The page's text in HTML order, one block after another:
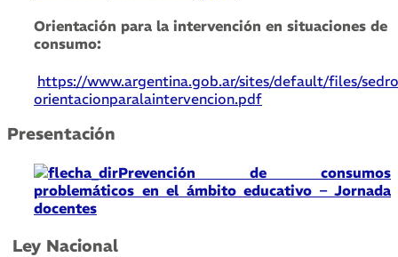
Orientación para la intervención en situaciones de
consumo:
https://www.argentina.gob.ar/sites/default/files/
orientacionparalaintervencion.pdf
Presentación
Prevención de consumos
problemáticos en el ámbito educativo – Jornada
docentes
Ley Nacional